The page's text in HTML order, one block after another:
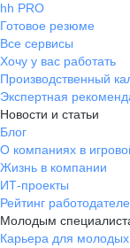
hh PRO
Готовое резюме
Все сервисы
Хочу у вас работать
Производственный
Экспертная
Новости и статьи
Блог
О компаниях в
Жизнь в компании
ИТ-проекты
Рейтинг
Молодым
Карьера для